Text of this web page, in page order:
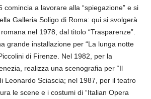
comincia a lavorare alla “spiegazione” e si
Galleria Soligo di Roma: qui si svolgerà
nel 1978, dal titolo “Trasparenze”.
grande installazione per “La lunga notte
di Firenze. Nel 1982, per la
realizza una scenografia per “Il
Leonardo Sciascia; nel 1987, per il teatro
le scene e i costumi di “Italian Opera